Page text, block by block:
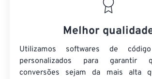
Melhor
Utilizamos softwares de
personalizados para garantir
conversões sejam da mais alta